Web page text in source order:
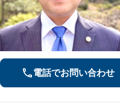
電話でお問い合わせ